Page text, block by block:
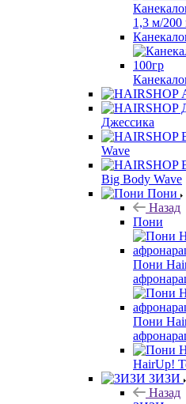
1,3 м/200
Джессика
Wave
Big Body Wave
Пони
Назад
Пони
Пони
Пони
HairUp!
ЗИЗИ
Назад